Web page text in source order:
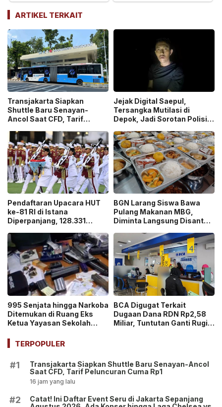
ARTIKEL TERKAIT
Transjakarta Siapkan
Shuttle Baru Senayan-
Ancol Saat CFD, Tarif
Jejak Digital Saepul,
Tersangka Mutilasi di
Depok, Jadi Sorotan Polisi
Pendaftaran Upacara HUT
ke-81 RI di Istana
Diperpanjang, 128.331
Ticket”
BGN Larang Siswa Bawa
Pulang Makanan MBG,
Diminta Langsung Disantap
995 Senjata hingga Narkoba
Ditemukan di Ruang Eks
Ketua Yayasan Sekolah
Ekskul Menembak!
BCA Digugat Terkait
Dugaan Dana RDN Rp2,58
Miliar, Tuntutan Ganti Rugi
TERPOPULER
#1
Transjakarta Siapkan Shuttle Baru Senayan-Ancol
Saat CFD, Tarif Peluncuran Cuma Rp1
16 jam yang lalu
#2
Catat! Ini Daftar Event Seru di Jakarta Sepanjang